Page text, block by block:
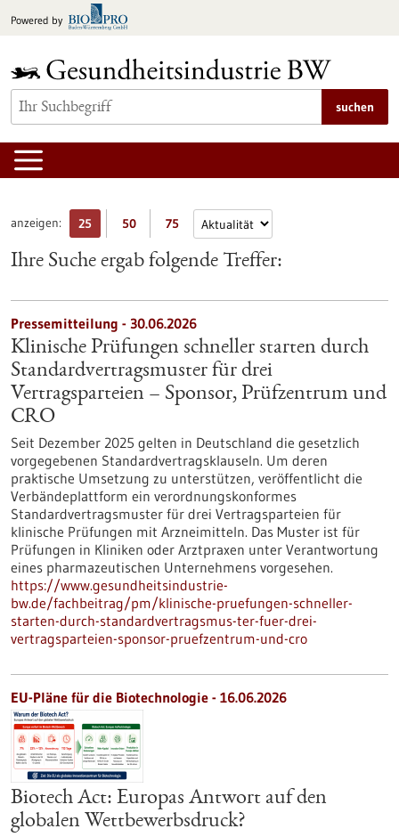
Inhalt
Powered by
suchen
anzeigen: 25 50 75
Ihre Suche ergab folgende Treffer:
Pressemitteilung - 30.06.2026
Klinische Prüfungen schneller starten durch
Standardvertragsmuster für drei
Vertragsparteien – Sponsor, Prüfzentrum und
CRO
Seit Dezember 2025 gelten in Deutschland die gesetzlich
vorgegebenen Standardvertragsklauseln. Um deren
praktische Umsetzung zu unterstützen, veröffentlicht die
Verbändeplattform ein verordnungskonformes
Standardvertragsmuster für drei Vertragsparteien für
klinische Prüfungen mit Arzneimitteln. Das Muster ist für
Prüfungen in Kliniken oder Arztpraxen unter Verantwortung
eines pharmazeutischen Unternehmens vorgesehen.
https://www.gesundheitsindustrie-
bw.de/fachbeitrag/pm/klinische-pruefungen-schneller-
starten-durch-standardvertragsmus-ter-fuer-drei-
vertragsparteien-sponsor-pruefzentrum-und-cro
EU-Pläne für die Biotechnologie - 16.06.2026
Biotech Act: Europas Antwort auf den
globalen Wettbewerbsdruck?